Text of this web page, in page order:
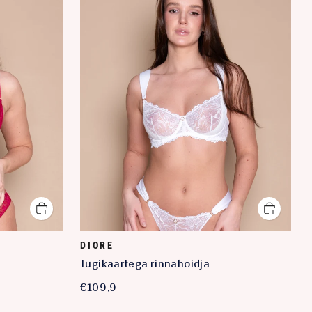
DIORE
Tugikaartega rinnahoidja
€109,9